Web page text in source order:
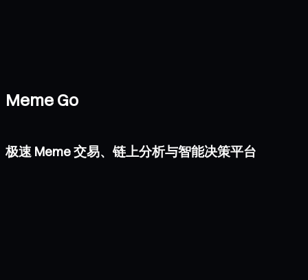
Meme Go
极速 Meme 交易、链上分析与智能决策平台